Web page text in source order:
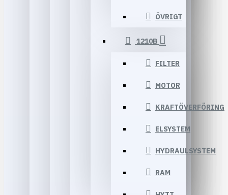
ÖVRIGT
1210B
FILTER
MOTOR
KRAFTÖVERFÖRING
ELSYSTEM
HYDRAULSYSTEM
RAM